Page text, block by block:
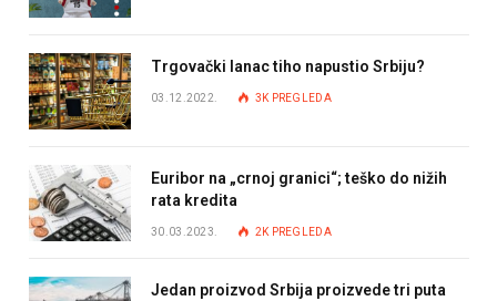
Trgovački lanac tiho napustio Srbiju?
03.12.2022. 3K PREGLEDA
Euribor na „crnoj granici“; teško do nižih
rata kredita
30.03.2023. 2K PREGLEDA
Jedan proizvod Srbija proizvede tri puta